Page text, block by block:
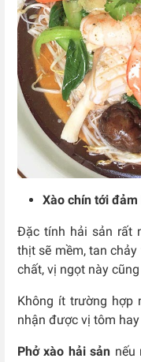
Xào chín tới
Đặc tính hải sản rất
thịt sẽ mềm, tan
chất, vị ngọt này
Không ít trường hợp
nhận được vị tôm
Phở xào hải sản nếu